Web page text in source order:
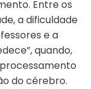
Entre os
a dificuldade
e a
quando,
do cérebro.